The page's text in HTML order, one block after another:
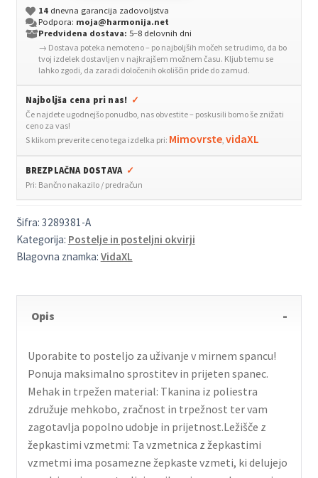
vzmetnico
taupe
140x190
blago
količina
14dnevna garancija zadovoljstva
Podpora: moja@harmonija.net
Predvidena dostava: 5–8 delovnih dni
→ Dostava poteka nemoteno – po najboljših močeh se trudimo, da bo
tvoj izdelek dostavljen v najkrajšem možnem času. Kljub temu se
lahko zgodi, da zaradi določenih okoliščin pride do zamud.
Najboljša cena pri nas! ✓
Če najdete ugodnejšo ponudbo, nas obvestite – poskusili bomo še znižati
ceno za vas!
S klikom preverite ceno tega izdelka pri: Mimovrste, vidaXL
BREZPLAČNA DOSTAVA ✓
Pri: Bančno nakazilo / predračun
Šifra: 3289381-A
Kategorija: Postelje in posteljni okvirji
Blagovna znamka: VidaXL
Opis
Uporabite to posteljo za uživanje v mirnem spancu!
Ponuja maksimalno sprostitev in prijeten spanec.
Mehak in trpežen material: Tkanina iz poliestra
združuje mehkobo, zračnost in trpežnost ter vam
zagotavlja popolno udobje in prijetnost.Ležišče z
žepkastimi vzmetmi: Ta vzmetnica z žepkastimi
vzmetmi ima posamezne žepkaste vzmeti, ki delujejo